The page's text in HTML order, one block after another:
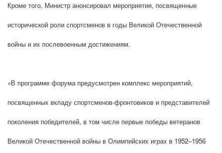
Кроме того, Министр анонсировал мероприятия, посвященные
исторической роли спортсменов в годы Великой Отечественной
войны и их послевоенным достижениям.
«В программе форума предусмотрен комплекс мероприятий,
посвященных вкладу спортсменов-фронтовиков и представителей
поколения победителей, в том числе первые победы ветеранов
Великой Отечественной войны в Олимпийских играх в 1952–1956